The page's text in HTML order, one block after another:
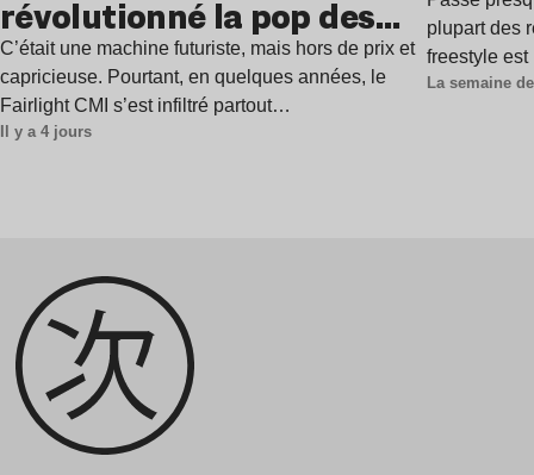
révolutionné la pop des
années 1980 ?
C’était une machine futuriste, mais hors de prix et
capricieuse. Pourtant, en quelques années, le
Fairlight CMI s’est infiltré partout…
Il y a 4 jours
plupart des
freestyle
La semaine